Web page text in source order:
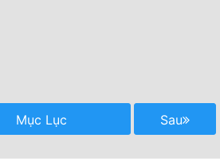
Mục Lục Sau